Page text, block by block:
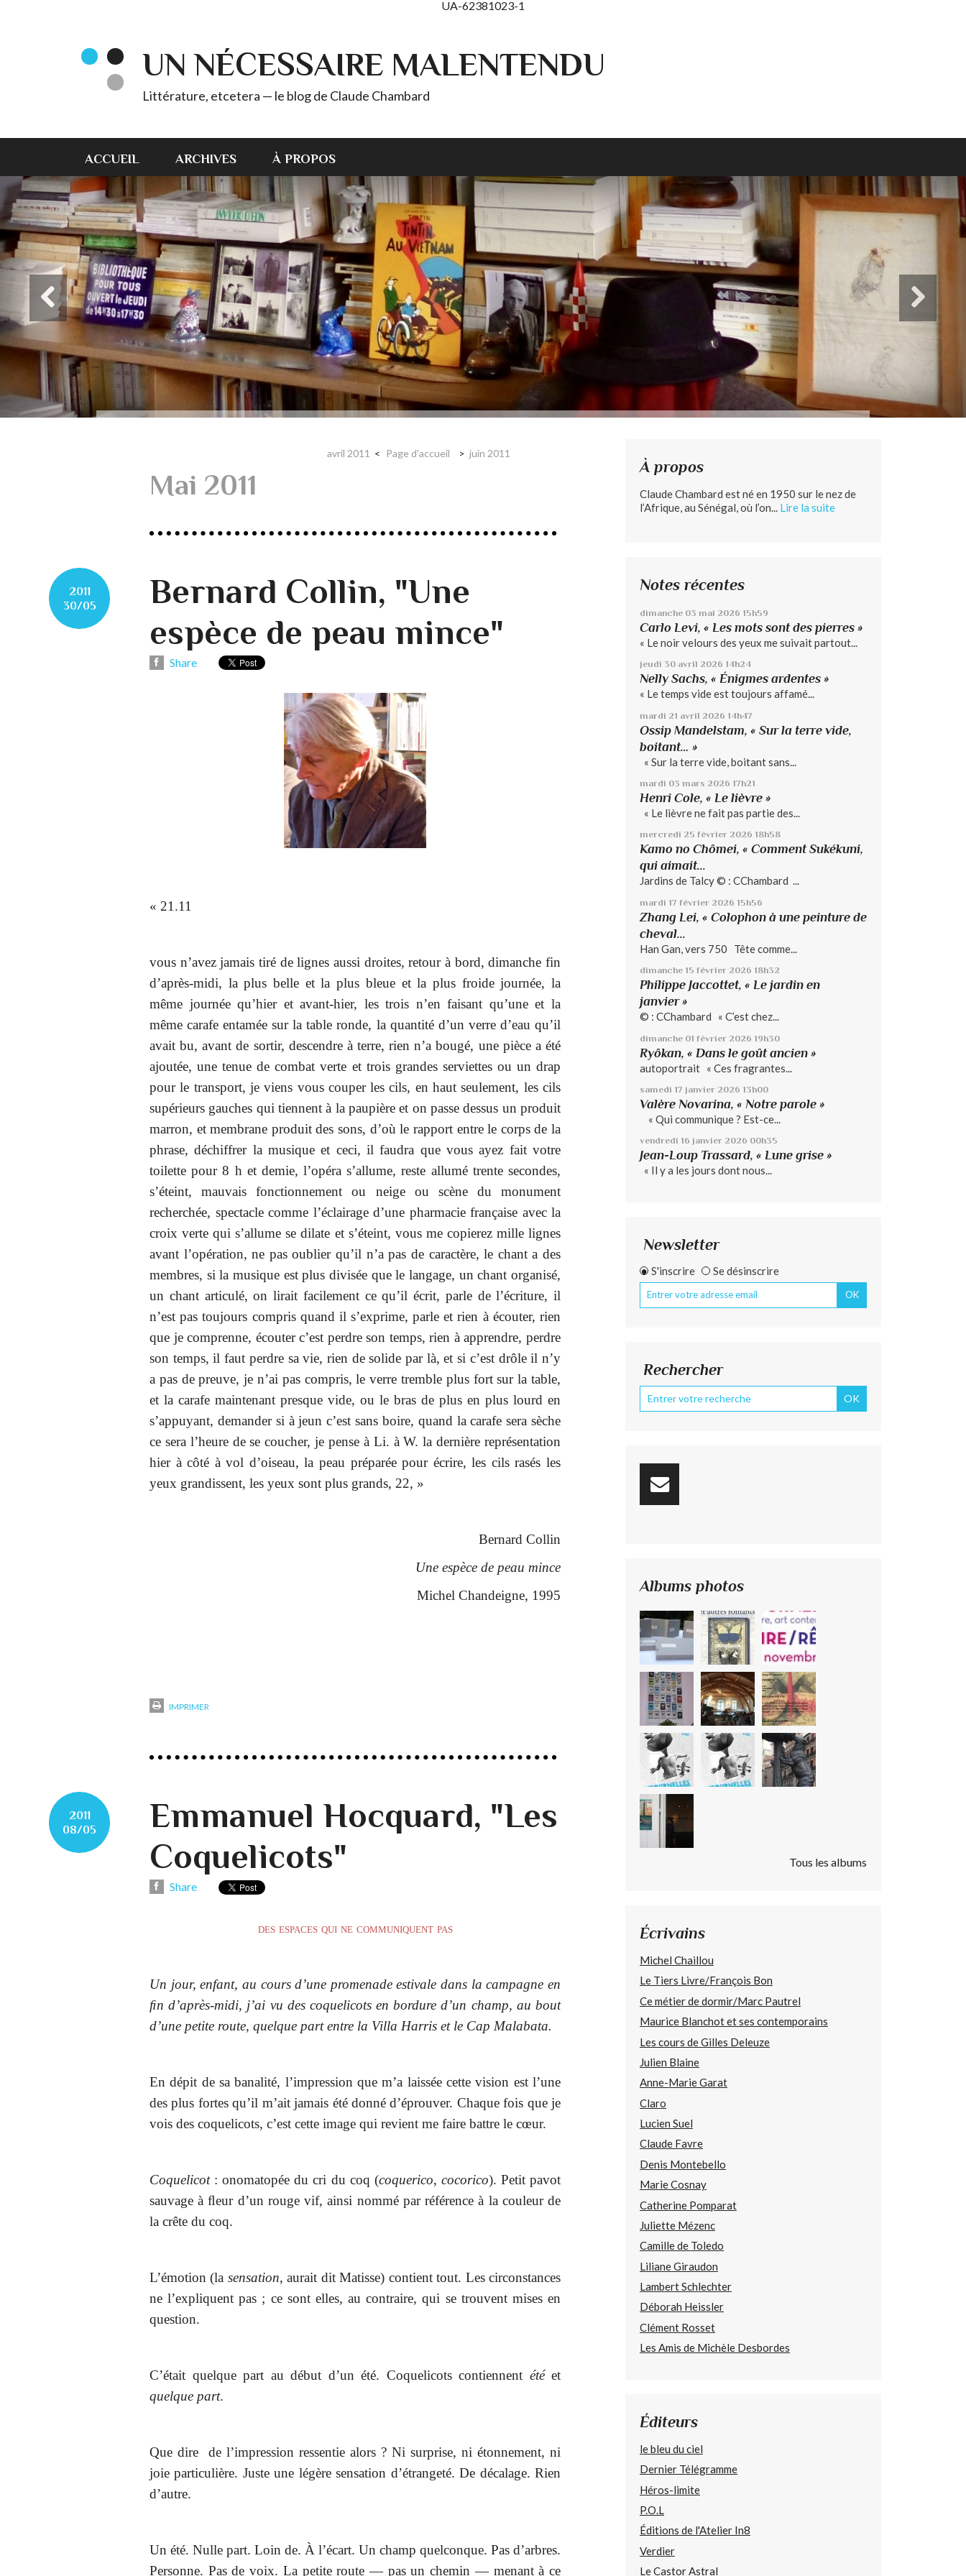
UA-62381023-1
UN NÉCESSAIRE MALENTENDU
Littérature, etcetera — le blog de Claude Chambard
ACCUEIL ARCHIVES À PROPOS
avril 2011 Page d'accueil juin 2011
Mai 2011
2011
30/05
Bernard Collin, "Une
espèce de peau mince"
Share
« 21.11
vous n’avez jamais tiré de lignes aussi droites, retour à bord, dimanche fin
d’après-midi, la plus belle et la plus bleue et la plus froide journée, la
même journée qu’hier et avant-hier, les trois n’en faisant qu’une et la
même carafe entamée sur la table ronde, la quantité d’un verre d’eau qu’il
avait bu, avant de sortir, descendre à terre, rien n’a bougé, une pièce a été
ajoutée, une tenue de combat verte et trois grandes serviettes ou un drap
pour le transport, je viens vous couper les cils, en haut seulement, les cils
supérieurs gauches qui tiennent à la paupière et on passe dessus un produit
marron, et membrane produit des sons, d’où le rapport entre le corps de la
phrase, déchiffrer la musique et ceci, il faudra que vous ayez fait votre
toilette pour 8 h et demie, l’opéra s’allume, reste allumé trente secondes,
s’éteint, mauvais fonctionnement ou neige ou scène du monument
recherchée, spectacle comme l’éclairage d’une pharmacie française avec la
croix verte qui s’allume se dilate et s’éteint, vous me copierez mille lignes
avant l’opération, ne pas oublier qu’il n’a pas de caractère, le chant a des
membres, si la musique est plus divisée que le langage, un chant organisé,
un chant articulé, on lirait facilement ce qu’il écrit, parle de l’écriture, il
n’est pas toujours compris quand il s’exprime, parle et rien à écouter, rien
que je comprenne, écouter c’est perdre son temps, rien à apprendre, perdre
son temps, il faut perdre sa vie, rien de solide par là, et si c’est drôle il n’y
a pas de preuve, je n’ai pas compris, le verre tremble plus fort sur la table,
et la carafe maintenant presque vide, ou le bras de plus en plus lourd en
s’appuyant, demander si à jeun c’est sans boire, quand la carafe sera sèche
ce sera l’heure de se coucher, je pense à Li. à W. la dernière représentation
hier à côté à vol d’oiseau, la peau préparée pour écrire, les cils rasés les
yeux grandissent, les yeux sont plus grands, 22, »
Bernard Collin
Une espèce de peau mince
Michel Chandeigne, 1995
IMPRIMER
2011
08/05
Emmanuel Hocquard, "Les
Coquelicots"
Share
des espaces qui ne communiquent pas
Un jour, enfant, au cours d’une promenade estivale dans la campagne en
ﬁn d’après-midi, j’ai vu des coquelicots en bordure d’un champ, au bout
d’une petite route, quelque part entre la Villa Harris et le Cap Malabata.
En dépit de sa banalité, l’impression que m’a laissée cette vision est l’une
des plus fortes qu’il m’ait jamais été donné d’éprouver. Chaque fois que je
vois des coquelicots, c’est cette image qui revient me faire battre le cœur.
Coquelicot: onomatopée du cri du coq (coquerico, cocorico). Petit pavot
sauvage à ﬂeur d’un rouge vif, ainsi nommé par référence à la couleur de
la crête du coq.
L’émotion (la sensation, aurait dit Matisse) contient tout. Les circonstances
ne l’expliquent pas ; ce sont elles, au contraire, qui se trouvent mises en
question.
C’était quelque part au début d’un été. Coquelicots contiennent étéet
quelque part.
Que dire
de l’impression ressentie alors ? Ni surprise, ni étonnement, ni
joie particulière. Juste une légère sensation d’étrangeté. De décalage. Rien
d’autre.
Un été. Nulle part. Loin de. À l’écart. Un champ quelconque. Pas d’arbres.
Personne. Pas de voix. La petite route — pas un chemin — menant à ce
À propos
Claude Chambard est né en 1950 sur le nez de
l’Afrique, au Sénégal, où l’on... Lire la suite
Notes récentes
dimanche 03 mai 2026 15h59
Carlo Levi, « Les mots sont des pierres »
« Le noir velours des yeux me suivait partout...
jeudi 30 avril 2026 14h24
Nelly Sachs, « Énigmes ardentes »
« Le temps vide est toujours affamé...
mardi 21 avril 2026 14h47
Ossip Mandelstam, « Sur la terre vide,
boitant… »
« Sur la terre vide, boitant sans...
mardi 03 mars 2026 17h21
Henri Cole, « Le lièvre »
« Le lièvre ne fait pas partie des...
mercredi 25 février 2026 18h58
Kamo no Chômei, « Comment Sukékuni,
qui aimait...
Jardins de Talcy © : CChambard ...
mardi 17 février 2026 15h56
Zhang Lei, « Colophon à une peinture de
cheval...
Han Gan, vers 750 Tête comme...
dimanche 15 février 2026 18h32
Philippe Jaccottet, « Le jardin en
janvier »
© : CChambard « C’est chez...
dimanche 01 février 2026 19h30
Ryôkan, « Dans le goût ancien »
autoportrait « Ces fragrantes...
samedi 17 janvier 2026 13h00
Valère Novarina, « Notre parole »
« Qui communique ? Est-ce...
vendredi 16 janvier 2026 00h35
Jean-Loup Trassard, « Lune grise »
« Il y a les jours dont nous...
Newsletter
S'inscrire Se désinscrire
Rechercher
Albums photos
Tous les albums
Écrivains
Michel Chaillou
Le Tiers Livre/François Bon
Ce métier de dormir/Marc Pautrel
Maurice Blanchot et ses contemporains
Les cours de Gilles Deleuze
Julien Blaine
Anne-Marie Garat
Claro
Lucien Suel
Claude Favre
Denis Montebello
Marie Cosnay
Catherine Pomparat
Juliette Mézenc
Camille de Toledo
Liliane Giraudon
Lambert Schlechter
Déborah Heissler
Clément Rosset
Les Amis de Michèle Desbordes
Éditeurs
le bleu du ciel
Dernier Télégramme
Héros-limite
P.O.L
Éditions de l'Atelier In8
Verdier
Le Castor Astral